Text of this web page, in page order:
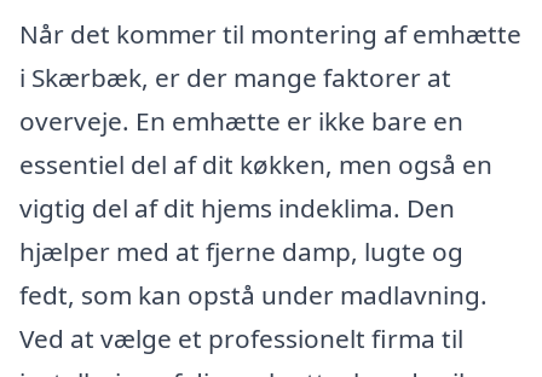
Når det kommer til montering af emhætte
i Skærbæk, er der mange faktorer at
overveje. En emhætte er ikke bare en
essentiel del af dit køkken, men også en
vigtig del af dit hjems indeklima. Den
hjælper med at fjerne damp, lugte og
fedt, som kan opstå under madlavning.
Ved at vælge et professionelt firma til